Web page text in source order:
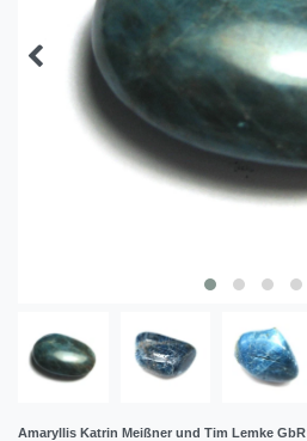
Amaryllis Katrin Meißner und Tim Lemke GbR